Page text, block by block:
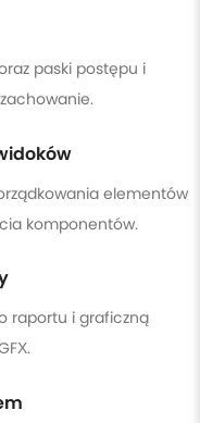
paski postępu i
elementów
komponentów.
raportu i graficzną